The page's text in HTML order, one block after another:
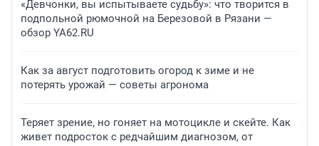
«Девчонки, вы испытываете судьбу»: что творится в
подпольной рюмочной на Березовой в Рязани —
обзор YA62.RU
Как за август подготовить огород к зиме и не
потерять урожай — советы агронома
Теряет зрение, но гоняет на мотоцикле и скейте. Как
живет подросток с редчайшим диагнозом, от